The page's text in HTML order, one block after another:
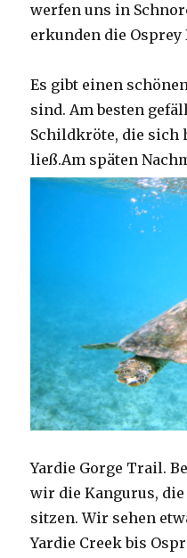
werfen uns in
erkunden die Osprey
Es gibt einen
sind. Am besten
Schildkröte, die
ließ.Am späten
Yardie Gorge Trail.
wir die Kangurus,
sitzen. Wir sehen
Yardie Creek bis